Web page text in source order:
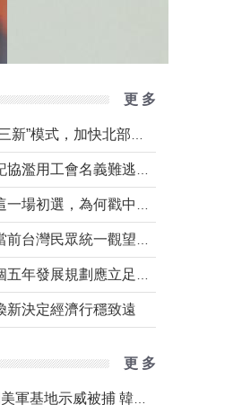
更 多
新決定經濟行穩致遠
更 多